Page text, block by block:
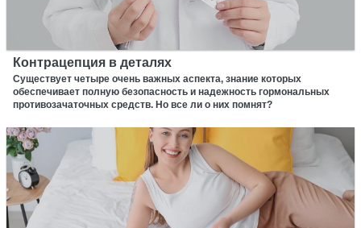
Контрацепция в деталях
Существует четыре очень важных аспекта, знание которых
обеспечивает полную безопасность и надежность гормональных
противозачаточных средств. Но все ли о них помнят?